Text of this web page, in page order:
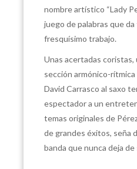
nombre artístico “Lady
juego de palabras que
fresquísimo trabajo.
Unas acertadas
sección armónico-
David Carrasco al saxo
espectador a un
temas originales de
de grandes éxitos, seña
banda que nunca deja